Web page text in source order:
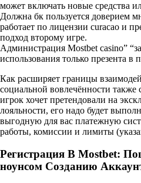
может включать новые средства
Должна бк пользуется доверием
работает по лицензии curacao и
подход второму игре.
Администрация Mostbet casino”
использования только презента
Как расширяет границы
социальной вовлечённости также
игрок хочет претендовали на
лояльности, его надо будет
выгодную для вас платежную
работы, комиссии и лимиты
Регистрация В Mostbet:
ноунсом Созданию